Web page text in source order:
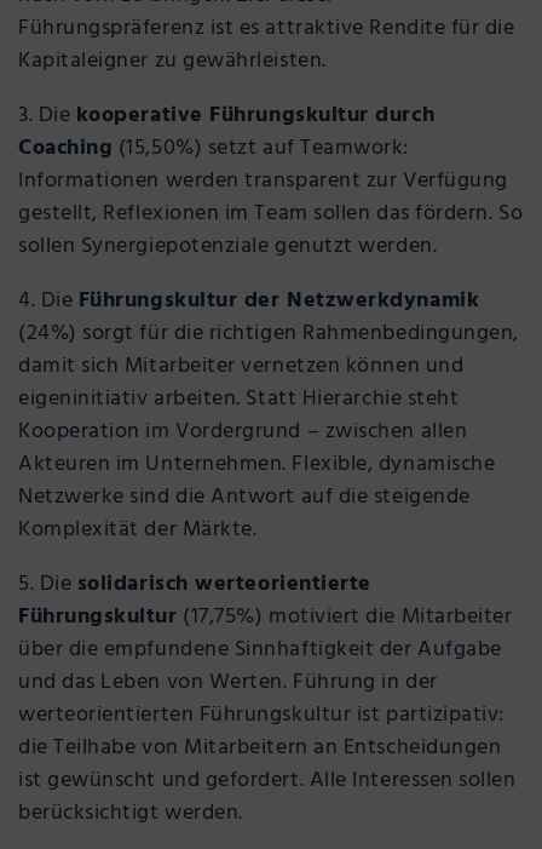
Führungspräferenz ist es attraktive Rendite für die
Kapitaleigner zu gewährleisten.
3. Die kooperative Führungskultur durch
Coaching (15,50%) setzt auf Teamwork:
Informationen werden transparent zur Verfügung
gestellt, Reflexionen im Team sollen das fördern. So
sollen Synergiepotenziale genutzt werden.
4. Die Führungskultur der Netzwerkdynamik
(24%) sorgt für die richtigen Rahmenbedingungen,
damit sich Mitarbeiter vernetzen können und
eigeninitiativ arbeiten. Statt Hierarchie steht
Kooperation im Vordergrund – zwischen allen
Akteuren im Unternehmen. Flexible, dynamische
Netzwerke sind die Antwort auf die steigende
Komplexität der Märkte.
5. Die solidarisch werteorientierte
Führungskultur (17,75%) motiviert die Mitarbeiter
über die empfundene Sinnhaftigkeit der Aufgabe
und das Leben von Werten. Führung in der
werteorientierten Führungskultur ist partizipativ:
die Teilhabe von Mitarbeitern an Entscheidungen
ist gewünscht und gefordert. Alle Interessen sollen
berücksichtigt werden.